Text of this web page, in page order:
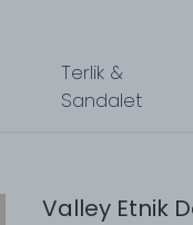
Terlik &
Sandalet
Valley Etnik